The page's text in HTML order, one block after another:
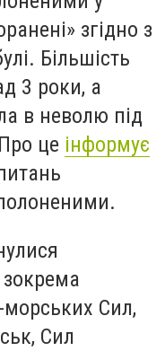
згідно з
Більшість
3 роки, а
в неволю під
це інформує
зокрема
морських Сил,
Сил